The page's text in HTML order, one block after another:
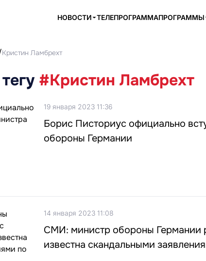
НОВОСТИ ТЕЛЕПРОГРАММАПРОГРАММЫ
Кристин Ламбрехт
#Кристин Ламбрехт
19 января 2023 11:36
Борис Писториус официально
обороны Германии
14 января 2023 11:08
СМИ: министр обороны Германии
известна скандальными